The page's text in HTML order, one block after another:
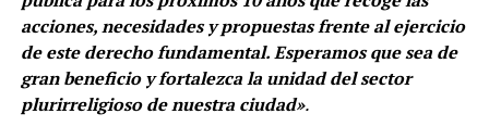
acciones, necesidades y propuestas frente al ejercicio
de este derecho fundamental. Esperamos que sea de
gran beneficio y fortalezca la unidad del sector
plurirreligioso de nuestra ciudad».